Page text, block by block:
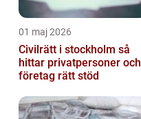
01 maj 2026
Civilrätt i stockholm så
hittar privatpersoner och
företag rätt stöd